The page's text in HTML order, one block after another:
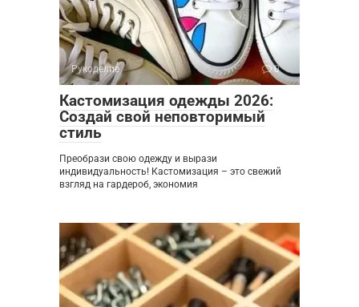
Рукоделие 0
Кастомизация одежды 2026:
Создай свой неповторимый
стиль
Преобрази свою одежду и вырази
индивидуальность! Кастомизация – это свежий
взгляд на гардероб, экономия